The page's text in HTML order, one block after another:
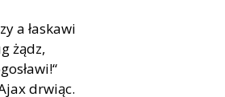
a łaskawi
żądz,
drwiąc.